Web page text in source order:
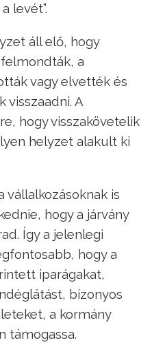
levét”.
áll elő, hogy
a
vagy elvették és
visszaadni. A
hogy visszakövetelik
helyzet alakult ki
vállalkozásoknak is
hogy a járvány
Így a jelenlegi
hogy a
iparágakat,
bizonyos
a kormány
támogassa.